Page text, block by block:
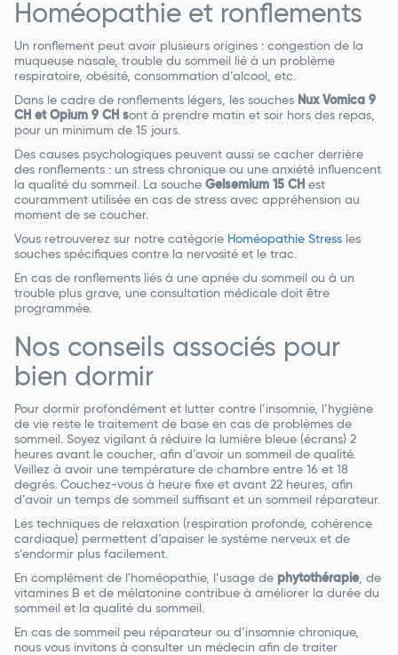
Homéopathie et ronflements
Un ronflement peut avoir plusieurs origines : congestion de la
muqueuse nasale, trouble du sommeil lié à un problème
respiratoire, obésité, consommation d’alcool, etc.
Dans le cadre de ronflements légers, les souches Nux Vomica 9
CH et Opium 9 CH sont à prendre matin et soir hors des repas,
pour un minimum de 15 jours.
Des causes psychologiques peuvent aussi se cacher derrière
des ronflements : un stress chronique ou une anxiété influencent
la qualité du sommeil. La souche Gelsemium 15 CH est
couramment utilisée en cas de stress avec appréhension au
moment de se coucher.
Vous retrouverez sur notre catégorie Homéopathie Stress les
souches spécifiques contre la nervosité et le trac.
En cas de ronflements liés à une apnée du sommeil ou à un
trouble plus grave, une consultation médicale doit être
programmée.
Nos conseils associés pour
bien dormir
Pour dormir profondément et lutter contre l’insomnie, l’hygiène
de vie reste le traitement de base en cas de problèmes de
sommeil. Soyez vigilant à réduire la lumière bleue (écrans) 2
heures avant le coucher, afin d’avoir un sommeil de qualité.
Veillez à avoir une température de chambre entre 16 et 18
degrés. Couchez-vous à heure fixe et avant 22 heures, afin
d’avoir un temps de sommeil suffisant et un sommeil réparateur.
Les techniques de relaxation (respiration profonde, cohérence
cardiaque) permettent d’apaiser le système nerveux et de
s’endormir plus facilement.
En complément de l'homéopathie, l’usage de phytothérapie, de
vitamines B et de mélatonine contribue à améliorer la durée du
sommeil et la qualité du sommeil.
En cas de sommeil peu réparateur ou d’insomnie chronique,
nous vous invitons à consulter un médecin afin de traiter